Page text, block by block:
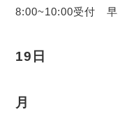
8:00~10:00受付
19日
月